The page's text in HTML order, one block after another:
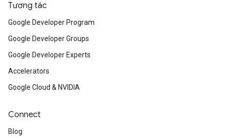
Tương tác
Google Developer Program
Google Developer Groups
Google Developer Experts
Accelerators
Google Cloud & NVIDIA
Connect
Blog